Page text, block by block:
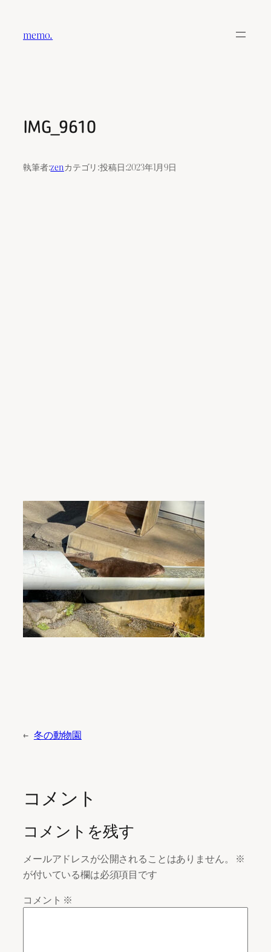
memo.
IMG_9610
執筆者:zenカテゴリ:投稿日:2023年1月9日
← 冬の動物園
コメント
コメントを残す
メールアドレスが公開されることはありません。
※
が付いている欄は必須項目です
コメント ※